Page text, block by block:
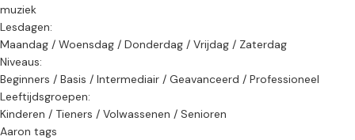
muziek
Lesdagen:
Maandag / Woensdag / Donderdag / Vrijdag / Zaterdag
Niveaus:
Beginners / Basis / Intermediair / Geavanceerd / Professioneel
Leeftijdsgroepen:
Kinderen / Tieners / Volwassenen / Senioren
Aaron tags